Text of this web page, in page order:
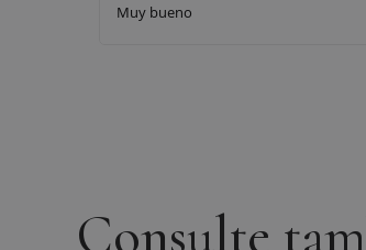
Muy bueno
Consulte